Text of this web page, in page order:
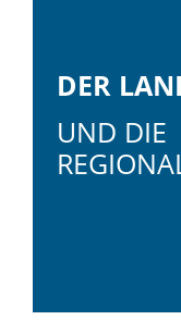
DER
UND DIE